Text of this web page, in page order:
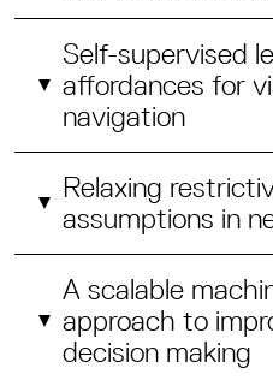
Self-supervised
affordances for
navigation
Relaxing
assumptions in
A scalable
approach to
decision making